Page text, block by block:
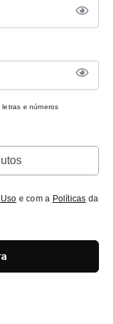
e números
e com a Políticas da